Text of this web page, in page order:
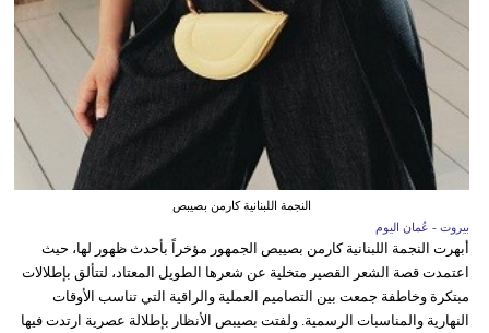
النجمة اللبنانية كارمن بصيبص
بيروت - عُمان اليوم
أبهرت النجمة اللبنانية كارمن بصيبص الجمهور مؤخراً بأحدث ظهور لها، حيث
اعتمدت قصة الشعر القصير متخلية عن شعرها الطويل المعتاد، لتتألق بإطلالات
مبتكرة وخاطفة جمعت بين التصاميم العملية والراقية التي تناسب الأوقات
النهارية والمناسبات الرسمية. ولفتت بصيبص الأنظار بإطلالة عصرية ارتدت فيها